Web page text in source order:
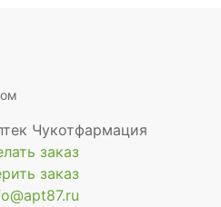
Чукотфармация
заказ
заказ